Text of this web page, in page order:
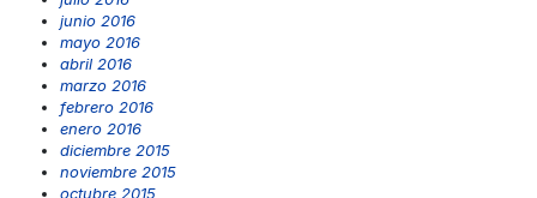
junio 2016
mayo 2016
abril 2016
marzo 2016
febrero 2016
enero 2016
diciembre 2015
noviembre 2015
octubre 2015